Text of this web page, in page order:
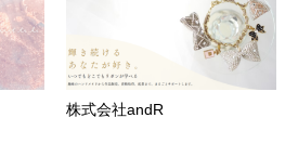
株式会社andR